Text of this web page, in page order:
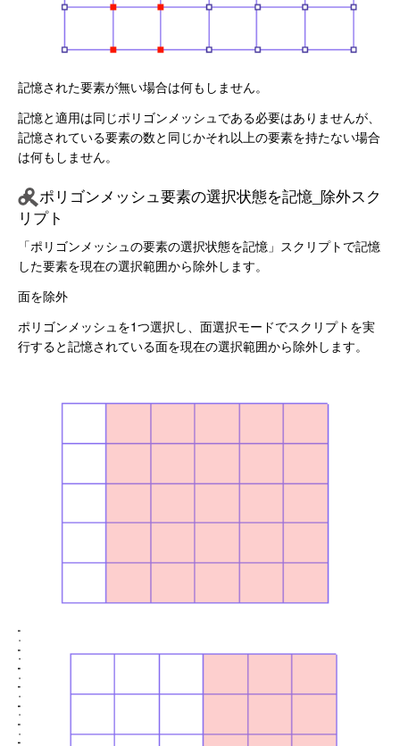
記憶された要素が無い場合は何もしません。
記憶と適用は同じポリゴンメッシュである必要はありませんが、
記憶されている要素の数と同じかそれ以上の要素を持たない場合
は何もしません。
ポリゴンメッシュ要素の選択状態を記憶_除外スク
リプト
「ポリゴンメッシュの要素の選択状態を記憶」スクリプトで記憶
した要素を現在の選択範囲から除外します。
面を除外
ポリゴンメッシュを1つ選択し、面選択モードでスクリプトを実
行すると記憶されている面を現在の選択範囲から除外します。